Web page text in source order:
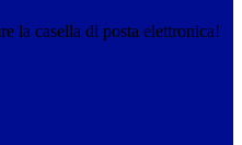
la casella di posta elettronica!